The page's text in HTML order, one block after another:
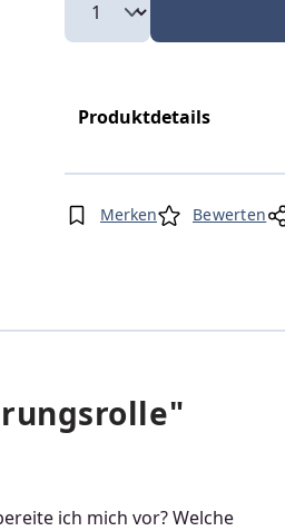
Produktdetails
Merken Bewerten
ich mich vor? Welche